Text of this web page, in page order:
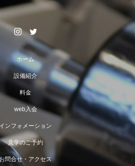
ホーム
設備紹介
料金
web入会
インフォメーション
見学のご予約
お問合せ・アクセス